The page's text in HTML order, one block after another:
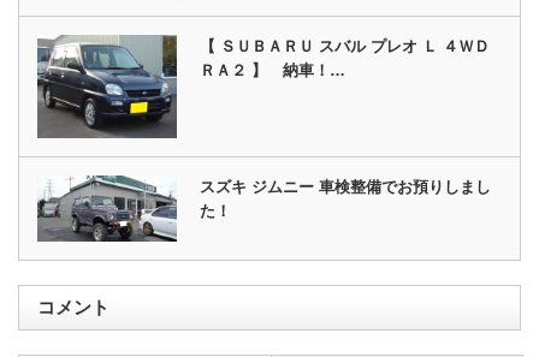
【 ＳＵＢＡＲＵ スバル プレオ Ｌ ４ＷＤ
ＲＡ２ 】 納車！…
スズキ ジムニー 車検整備でお預りしまし
た！
コメント